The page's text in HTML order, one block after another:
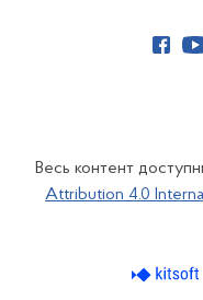
Весь контент
Attribution 4.0